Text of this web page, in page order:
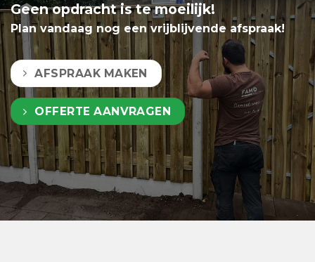
Geen opdracht is te moeilijk!
Plan vandaag nog een vrijblijvende afspraak!
AFSPRAAK MAKEN
OFFERTE AANVRAGEN